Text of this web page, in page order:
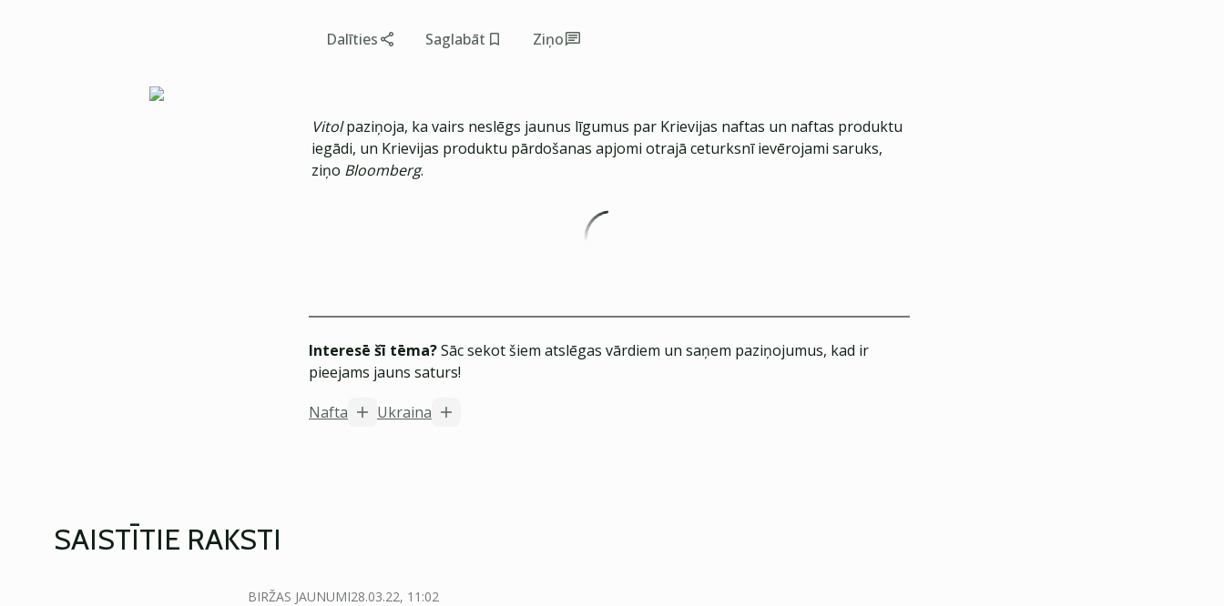
Dalīties Saglabāt Ziņo
Vitolpaziņoja, ka vairs neslēgs jaunus līgumus par Krievijas naftas un naftas produktu
iegādi, un Krievijas produktu pārdošanas apjomi otrajā ceturksnī ievērojami saruks,
ziņo Bloomberg.
Interesē šī tēma?Sāc sekot šiem atslēgas vārdiem un saņem paziņojumus, kad ir
pieejams jauns saturs!
Nafta
Ukraina
SAISTĪTIE RAKSTI
BIRŽAS JAUNUMI28.03.22, 11:02